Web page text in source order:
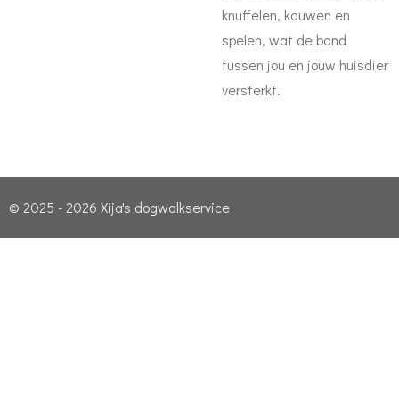
knuffelen, kauwen en
spelen, wat de band
tussen jou en jouw huisdier
versterkt.
© 2025 - 2026 Xija's dogwalkservice